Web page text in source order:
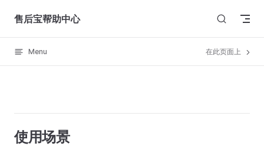
Skip to content
售后宝帮助中心
Menu 在此页面上
使用场景